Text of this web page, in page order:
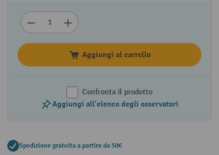
Aggiungi al carrello
Confronta il prodotto
Aggiungi all'elenco degli osservatori
Spedizione gratuita a partire da 50€